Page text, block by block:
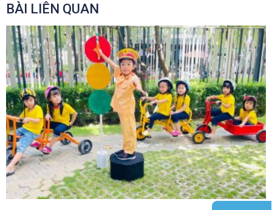
BÀI LIÊN QUAN